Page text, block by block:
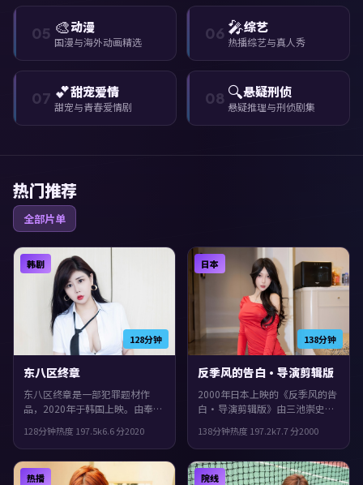
05 🎨动漫
国漫与海外动画精选 06 🎤综艺
热播综艺与真人秀
07 💕甜宠爱情
甜宠与青春爱情剧 08 🔍悬疑刑侦
悬疑推理与刑侦剧集
热门推荐
全部片单
128分钟
韩剧
东八区终章
东八区终章是一部犯罪题材作
品，2020年于韩国上映。由奉俊
斯·珀、古天乐等主演。一场意
外把原本平行的人生拧在一起，
观感紧凑，值得推荐。
128分钟热度 197.5k6.6分2020
138分钟
日本
反季风的告白·导演剪辑版
2000年日本上映的《反季风的告
白·导演剪辑版》由三池崇史掌
同演绎。类型上偏科幻，人物在
道德与生存之间反复拉扯，片尾
余味很足。
138分钟热度 197.2k7.7分2000
热播 院线